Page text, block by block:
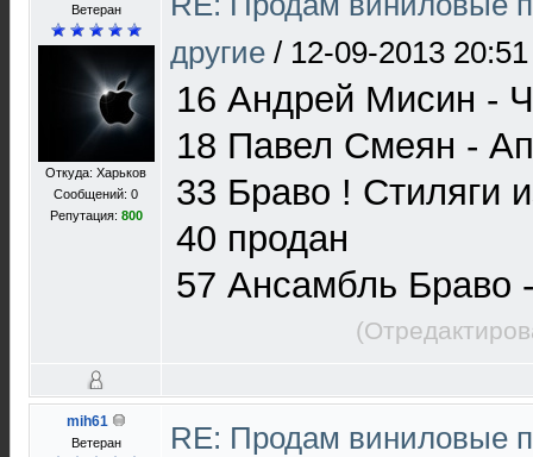
Ветеран
Откуда: Харьков
Сообщений: 0
Репутация: 800
другие / 12-09-2013 20:51
16 Андрей Мисин -
18 Павел Смеян -
33 Браво ! Стиляги
40 продан
57 Ансамбль Браво
mih61
Ветеран
RE: Продам виниловые